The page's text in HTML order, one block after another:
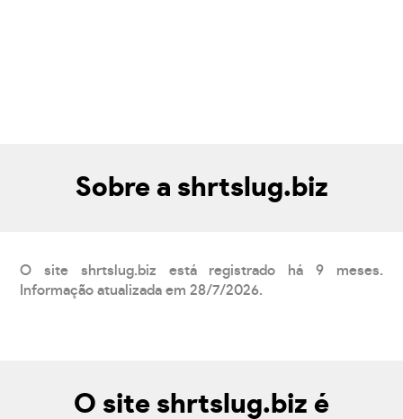
Sobre a shrtslug.biz
O site shrtslug.biz está registrado há 9 meses.
Informação atualizada em 28/7/2026.
O site shrtslug.biz é